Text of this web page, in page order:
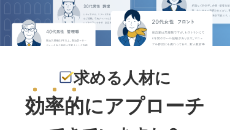
求める人材に
効率的にアプローチ